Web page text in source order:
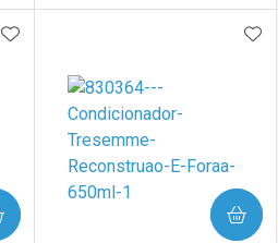
Laboratório
Por Menos
ADICIONAR AOS FAVORITOS
COMPRAR